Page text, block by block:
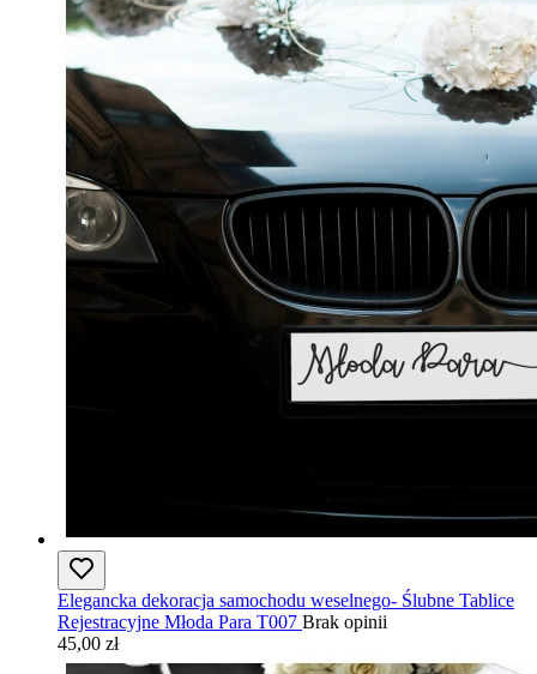
Elegancka dekoracja samochodu weselnego- Ślubne Tablice
Rejestracyjne Młoda Para T007 Brak opinii
45,00 zł